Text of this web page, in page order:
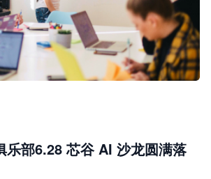
乐部6.28 芯谷 AI 沙龙圆满落